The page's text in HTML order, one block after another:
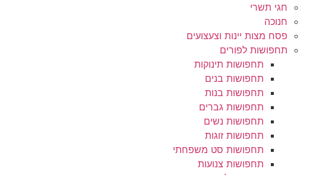
חגי תשרי
חנוכה
פסח מצות יינות וצעצועים
תחפושות לפורים
תחפושות תינוקות
תחפושות בנים
תחפושות בנות
תחפושות גברים
תחפושות נשים
תחפושות זוגות
תחפושות סט משפחתי
תחפושות צנועות